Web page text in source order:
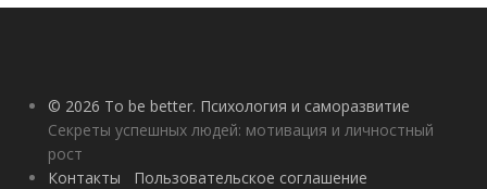
© 2026 To be better. Психология и саморазвитие
Секреты успешных людей: мотивация и личностный
рост
Контакты
Пользовательское соглашение